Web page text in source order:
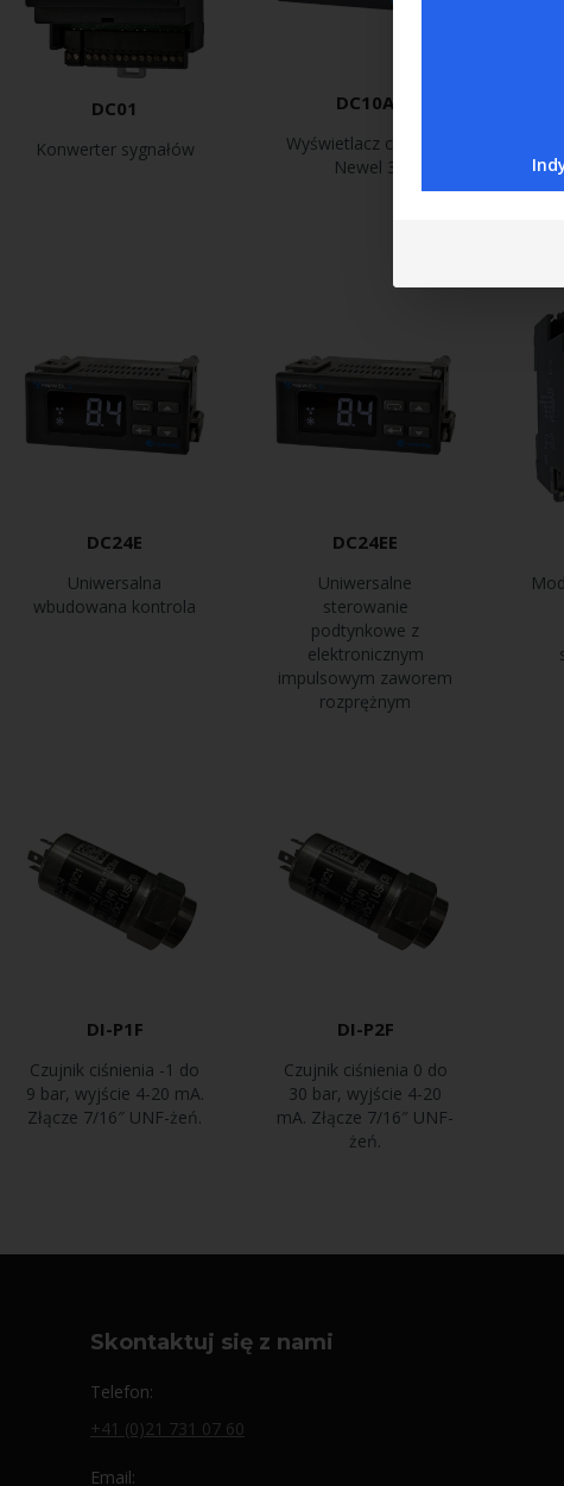
DC01
Konwerter sygnałów
DC10A
Wyświetlacz cyfrowy
Newel 3
DC24E
Uniwersalna
wbudowana kontrola
DC24EE
Uniwersalne
sterowanie
podtynkowe z
elektronicznym
impulsowym zaworem
rozprężnym
DI-P1F
Czujnik ciśnienia -1 do
9 bar, wyjście 4-20 mA.
Złącze 7/16″ UNF-żeń.
DI-P2F
Czujnik ciśnienia 0 do
30 bar, wyjście 4-20
mA. Złącze 7/16″ UNF-
żeń.
Skontaktuj się z nami
Telefon:
+41 (0)21 731 07 60
Email: